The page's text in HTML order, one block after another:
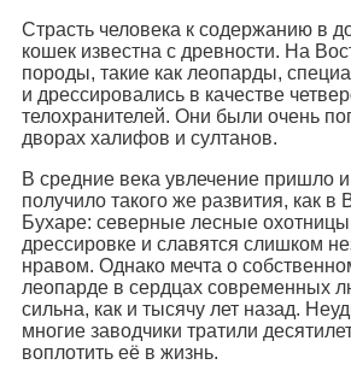
Страсть человека к содержанию в
кошек известна с древности. На
породы, такие как леопарды,
и дрессировались в качестве
телохранителей. Они были очень
дворах халифов и султанов.
В средние века увлечение пришло
получило такого же развития, как в
Бухаре: северные лесные
дрессировке и славятся слишком
нравом. Однако мечта о
леопарде в сердцах современных
сильна, как и тысячу лет назад.
многие заводчики тратили
воплотить её в жизнь.